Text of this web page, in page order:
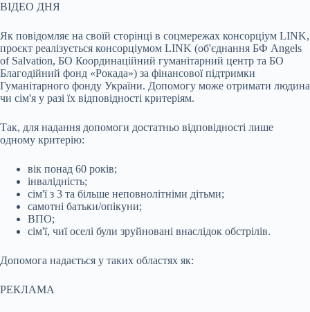
ВІДЕО ДНЯ
Як повідомляє на своїй сторінці в соцмережах консорціум LINK,
проєкт реалізується консорціумом LINK (об'єднання БФ Angels
of Salvation, БО Координаційний гуманітарний центр та БО
Благодійний фонд «Рокада») за фінансової підтримки
Гуманітарного фонду України. Допомогу може отримати людина
чи сім'я у разі їх відповідності критеріям.
Так, для надання допомоги достатньо відповідності лише
одному критерію:
вік понад 60 років;
інвалідність;
сім'ї з 3 та більше неповнолітніми дітьми;
самотні батьки/опікуни;
ВПО;
сім'ї, чиї оселі були зруйновані внаслідок обстрілів.
Допомога надається у таких областях як:
РЕКЛАМА